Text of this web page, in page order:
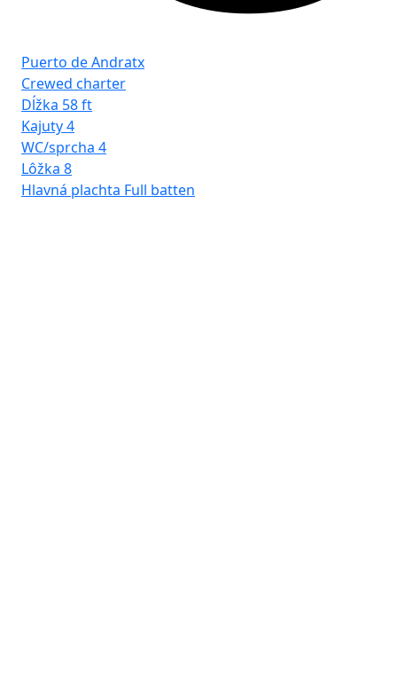
Puerto de Andratx
Crewed charter
Dĺžka 58 ft
Kajuty4
WC/sprcha 4
Lôžka 8
Hlavná plachta Full batten